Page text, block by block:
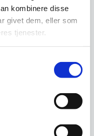
kombinere disse
givet dem, eller som
tjenester.
her